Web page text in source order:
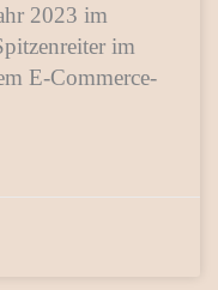
2023 im
im
E-Commerce-